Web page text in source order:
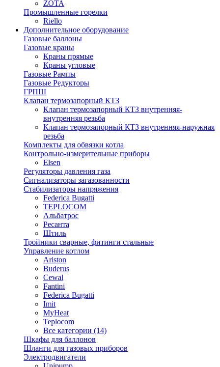
ZOTA
Промышленные горелки
Riello
Дополнительное оборудование
Газовые баллоны
Газовые краны
Краны прямые
Краны угловые
Газовые Рампы
Газовые Редукторы
ГРПШ
Клапан термозапорный КТЗ
Клапан термозапорный КТЗ внутренняя-
внутренняя резьба
Клапан термозапорный КТЗ внутренняя-наружная
резьба
Комплекты для обвязки котла
Контрольно-измерительные приборы
Elsen
Регуляторы давления газа
Сигнализаторы загазованности
Стабилизаторы напряжения
Federica Bugatti
TEPLOCOM
Альбатрос
Ресанта
Штиль
Тройники сварные, фитинги стальные
Управление котлом
Ariston
Buderus
Cewal
Fantini
Federica Bugatti
Imit
MyHeat
Teplocom
Все категории (14)
Шкафы для баллонов
Шланги для газовых приборов
Электродвигатели